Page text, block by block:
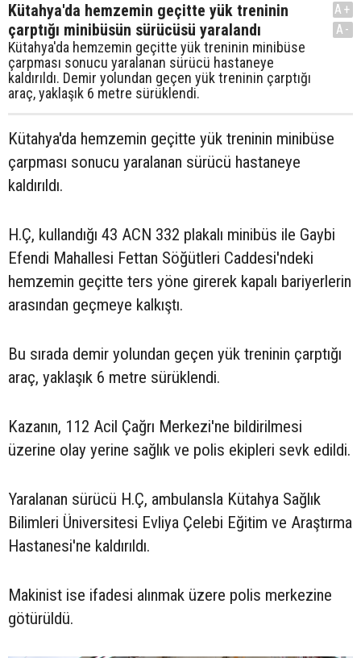
Kütahya'da hemzemin geçitte yük treninin
çarptığı minibüsün sürücüsü yaralandı
Kütahya'da hemzemin geçitte yük treninin minibüse
çarpması sonucu yaralanan sürücü hastaneye
kaldırıldı. Demir yolundan geçen yük treninin çarptığı
araç, yaklaşık 6 metre sürüklendi.
A+
A-
Kütahya'da hemzemin geçitte yük treninin minibüse
çarpması sonucu yaralanan sürücü hastaneye
kaldırıldı.
H.Ç, kullandığı 43 ACN 332 plakalı minibüs ile Gaybi
Efendi Mahallesi Fettan Söğütleri Caddesi'ndeki
hemzemin geçitte ters yöne girerek kapalı bariyerlerin
arasından geçmeye kalkıştı.
Bu sırada demir yolundan geçen yük treninin çarptığı
araç, yaklaşık 6 metre sürüklendi.
Kazanın, 112 Acil Çağrı Merkezi'ne bildirilmesi
üzerine olay yerine sağlık ve polis ekipleri sevk edildi.
Yaralanan sürücü H.Ç, ambulansla Kütahya Sağlık
Bilimleri Üniversitesi Evliya Çelebi Eğitim ve Araştırma
Hastanesi'ne kaldırıldı.
Makinist ise ifadesi alınmak üzere polis merkezine
götürüldü.